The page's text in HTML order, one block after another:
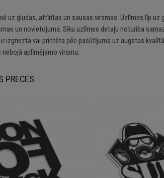
uz gludas, attīrītas un sausas virsmas. Uzlīmes līp
un novietojuma. Sīku uzlīmes detaļu noturība
izgriezta vai printēta pēc pasūtījuma uz augstas
nebojā aplīmējamo virsmu.
PRECES